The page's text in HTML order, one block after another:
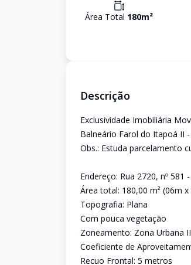
Área Total 180m²
Descrição
Exclusividade Imobiliária
Balneário Farol do Itapoá II
Obs.: Estuda parcelamento
Endereço: Rua 2720, nº 581
Área total: 180,00 m² (06m x
Topografia: Plana
Com pouca vegetação
Zoneamento: Zona Urbana
Coeficiente de
Recuo Frontal: 5 metros